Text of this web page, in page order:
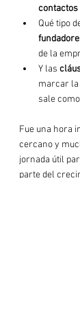
contactos
Qué tipo
de la
Y las
marcar la
sale
Fue una hora
cercano y
jornada útil
parte del